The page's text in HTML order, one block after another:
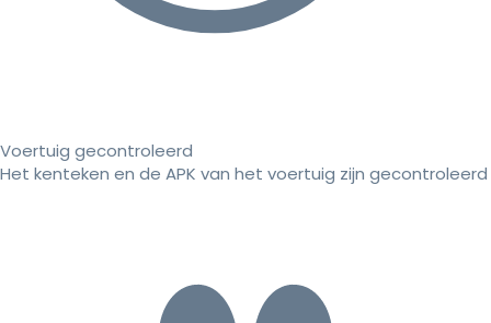
Voertuig gecontroleerd
Het kenteken en de APK van het voertuig zijn gecontroleerd